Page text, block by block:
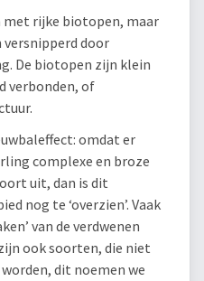
met rijke biotopen, maar
versnipperd door
De biotopen zijn klein
verbonden, of
omdat er
complexe en broze
uit, dan is dit
nog te ‘overzien’. Vaak
van de verdwenen
ook soorten, die niet
dit noemen we